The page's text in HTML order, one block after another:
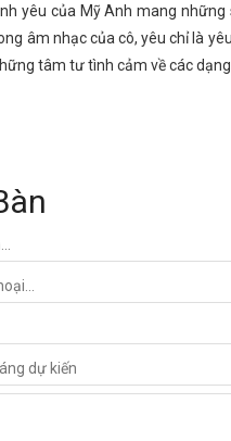
yêu của Mỹ Anh mang
âm nhạc của cô, yêu chỉ là
tâm tư tình cảm về các